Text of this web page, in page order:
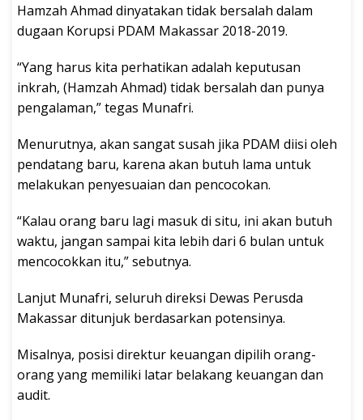
Hamzah Ahmad dinyatakan tidak bersalah dalam
dugaan Korupsi PDAM Makassar 2018-2019.
“Yang harus kita perhatikan adalah keputusan
inkrah, (Hamzah Ahmad) tidak bersalah dan punya
pengalaman,” tegas Munafri.
Menurutnya, akan sangat susah jika PDAM diisi oleh
pendatang baru, karena akan butuh lama untuk
melakukan penyesuaian dan pencocokan.
“Kalau orang baru lagi masuk di situ, ini akan butuh
waktu, jangan sampai kita lebih dari 6 bulan untuk
mencocokkan itu,” sebutnya.
Lanjut Munafri, seluruh direksi Dewas Perusda
Makassar ditunjuk berdasarkan potensinya.
Misalnya, posisi direktur keuangan dipilih orang-
orang yang memiliki latar belakang keuangan dan
audit.